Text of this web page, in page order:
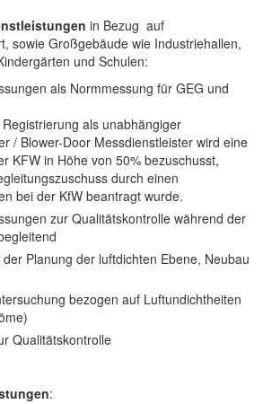
in Bezug auf
sowie Großgebäude wie Industriehallen,
und Schulen:
als Normmessung für GEG und
als unabhängiger
/ Blower-Door Messdienstleister wird eine
KFW in Höhe von 50% bezuschusst,
durch einen
bei der KfW beantragt wurde.
zur Qualitätskontrolle während der
Planung der luftdichten Ebene, Neubau
bezogen auf Luftundichtheiten
Qualitätskontrolle
: